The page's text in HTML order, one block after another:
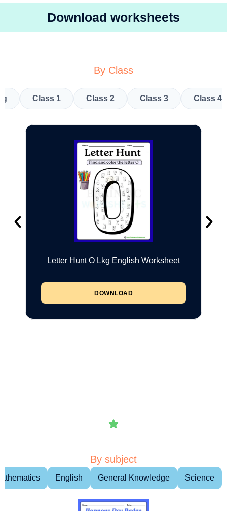
Download worksheets
By Class
Class 1 Class 2 Class 3 Class 4
Letter Hunt O Lkg English Worksheet
DOWNLOAD
By subject
English General Knowledge Science